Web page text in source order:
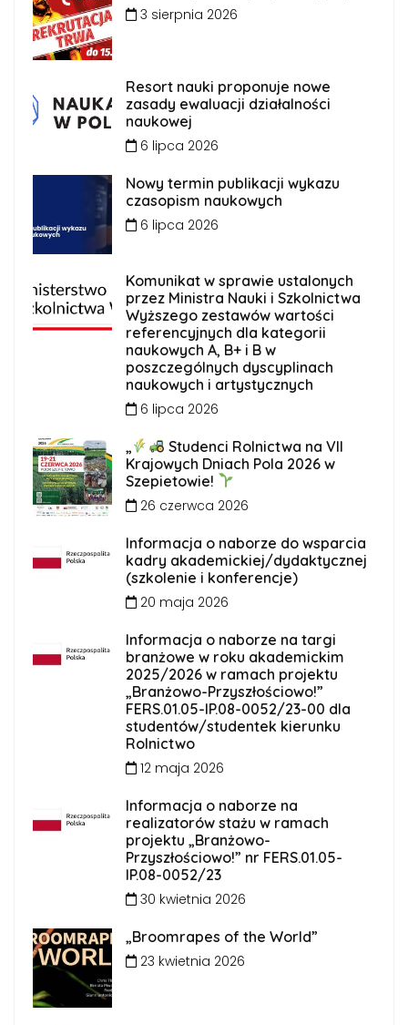
3 sierpnia 2026
Resort nauki proponuje nowe
zasady ewaluacji działalności
naukowej
6 lipca 2026
Nowy termin publikacji wykazu
czasopism naukowych
6 lipca 2026
Komunikat w sprawie ustalonych
przez Ministra Nauki i Szkolnictwa
Wyższego zestawów wartości
referencyjnych dla kategorii
naukowych A, B+ i B w
poszczególnych dyscyplinach
naukowych i artystycznych
6 lipca 2026
„
Studenci Rolnictwa na VII
Krajowych Dniach Pola 2026 w
Szepietowie!
26 czerwca 2026
Informacja o naborze do wsparcia
kadry akademickiej/dydaktycznej
(szkolenie i konferencje)
20 maja 2026
Informacja o naborze na targi
branżowe w roku akademickim
2025/2026 w ramach projektu
„Branżowo-Przyszłościowo!”
FERS.01.05-IP.08-0052/23-00 dla
studentów/studentek kierunku
Rolnictwo
12 maja 2026
Informacja o naborze na
realizatorów stażu w ramach
projektu „Branżowo-
Przyszłościowo!” nr FERS.01.05-
IP.08-0052/23
30 kwietnia 2026
„Broomrapes of the World”
23 kwietnia 2026